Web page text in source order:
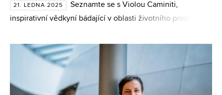
21. LEDNA 2025
Seznamte se s Violou Caminiti,
inspirativní vědkyní bádající v oblasti životního prostředí,
přírodu, a proto si vybrala studium environmentáln